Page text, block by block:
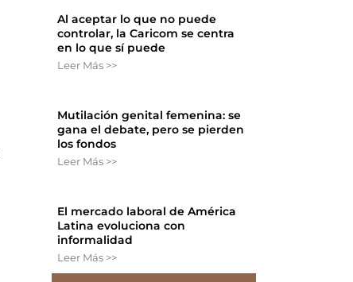
Al aceptar lo que no puede
controlar, la Caricom se centra
en lo que sí puede
Leer Más >>
Mutilación genital femenina: se
gana el debate, pero se pierden
los fondos
Leer Más >>
El mercado laboral de América
Latina evoluciona con
informalidad
Leer Más >>